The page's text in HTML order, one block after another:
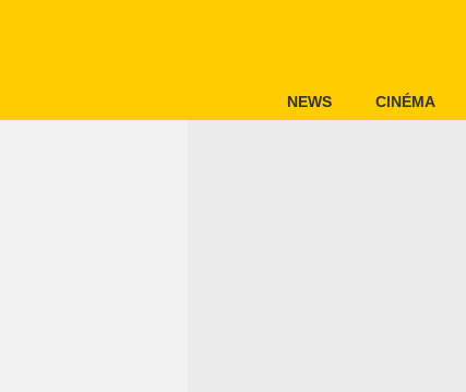
NEWS CINÉMA